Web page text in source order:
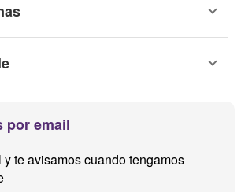
por email
te avisamos cuando tengamos